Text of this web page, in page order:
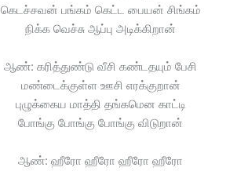
கெடச்சவன் பங்கம் கெட்ட பையன் சிங்கம்
நிக்க வெச்சு ஆப்பு அடிக்கிறான்
ஆண்: கரித்துண்டு வீசி கண்டதயும் பேசி
மண்டைக்குள்ள ஊசி எரக்குறான்
புழுக்கைய மாத்தி தங்கமென காட்டி
போங்கு போங்கு போங்கு விடுறான்
ஆண்: ஹீரோ ஹீரோ ஹீரோ ஹீரோ